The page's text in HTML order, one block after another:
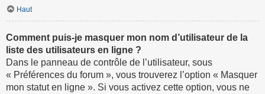
Haut
Comment puis-je masquer mon nom d’utilisateur de la
liste des utilisateurs en ligne ?
Dans le panneau de contrôle de l’utilisateur, sous
« Préférences du forum », vous trouverez l’option « Masquer
mon statut en ligne ». Si vous activez cette option, vous ne